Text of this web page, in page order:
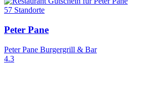
57 Standorte
Peter Pane
Peter Pane Burgergrill & Bar
4.3